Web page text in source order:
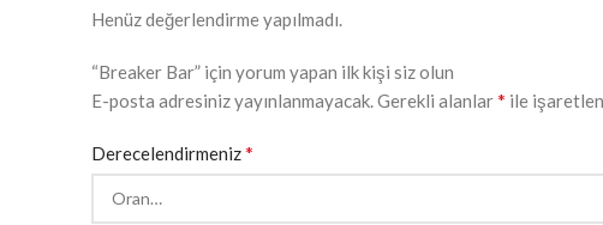
Henüz değerlendirme yapılmadı.
“Breaker Bar” için yorum yapan ilk kişi siz olun
E-posta adresiniz yayınlanmayacak.Gerekli alanlar* ile
Derecelendirmeniz*